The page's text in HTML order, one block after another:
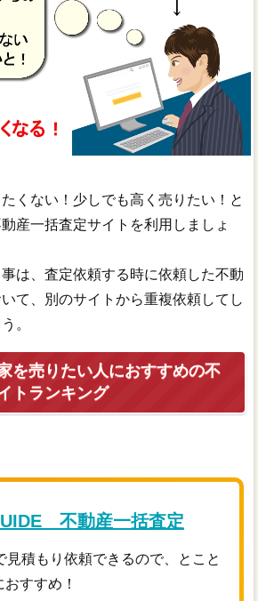
くない！少しでも高く売りたい！と
産一括査定サイトを利用しましょ
は、査定依頼する時に依頼した不動
て、別のサイトから重複依頼してし
。
を売りたい人におすすめの不
トランキング
不動産一括査定
見積もり依頼できるので、とこと
すすめ！